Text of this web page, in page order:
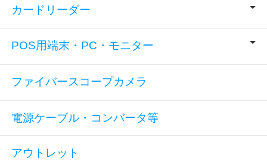
カードリーダー
POS用端末・PC・モニター
ファイバースコープカメラ
電源ケーブル・コンバータ等
アウトレット